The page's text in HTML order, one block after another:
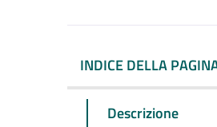
INDICE DELLA
Descrizione